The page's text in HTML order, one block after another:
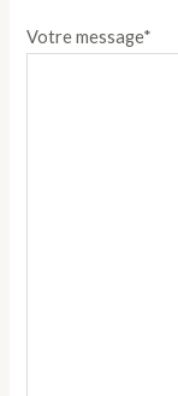
Votre message*